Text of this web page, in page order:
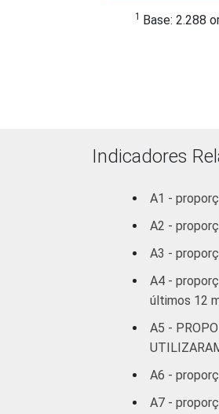
1
Base: 2.288
Indicadores
A1 -
A2 -
A3 -
A4 -
últimos 12
A5 -
A6 -
A7 -